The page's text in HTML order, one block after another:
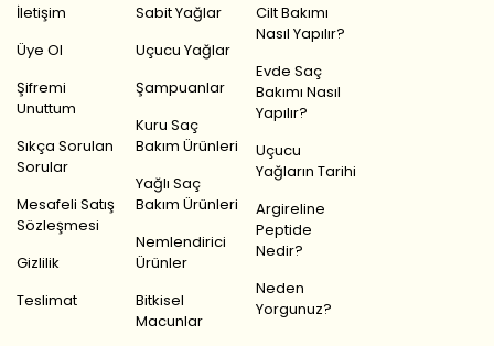
İletişim
Üye Ol
Şifremi
Unuttum
Sıkça Sorulan
Sorular
Mesafeli Satış
Sözleşmesi
Gizlilik
Teslimat
Sabit Yağlar
Uçucu Yağlar
Şampuanlar
Kuru Saç
Bakım Ürünleri
Yağlı Saç
Bakım Ürünleri
Nemlendirici
Ürünler
Bitkisel
Macunlar
Cilt Bakımı
Nasıl Yapılır?
Evde Saç
Bakımı Nasıl
Yapılır?
Uçucu
Yağların Tarihi
Argireline
Peptide
Nedir?
Neden
Yorgunuz?